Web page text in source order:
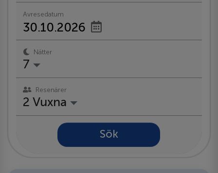
Avresedatum
Nätter
7
Resenärer
2 Vuxna
Sök